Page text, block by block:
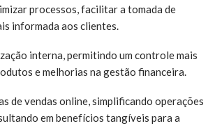
processos, facilitar a tomada de
informada aos clientes.
interna, permitindo um controle mais
e melhorias na gestão financeira.
de vendas online, simplificando operações
em benefícios tangíveis para a